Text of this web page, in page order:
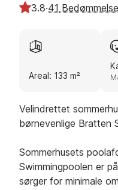
3.8·41
Areal: 133 m²
Velindrettet
børnevenlige Bratten
Sommerhusets
Swimmingpoolen er
sørger for minimale